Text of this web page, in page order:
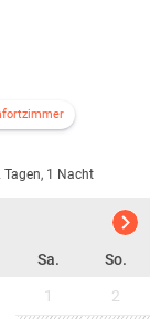
1 Nacht
Sa. So.
1 2